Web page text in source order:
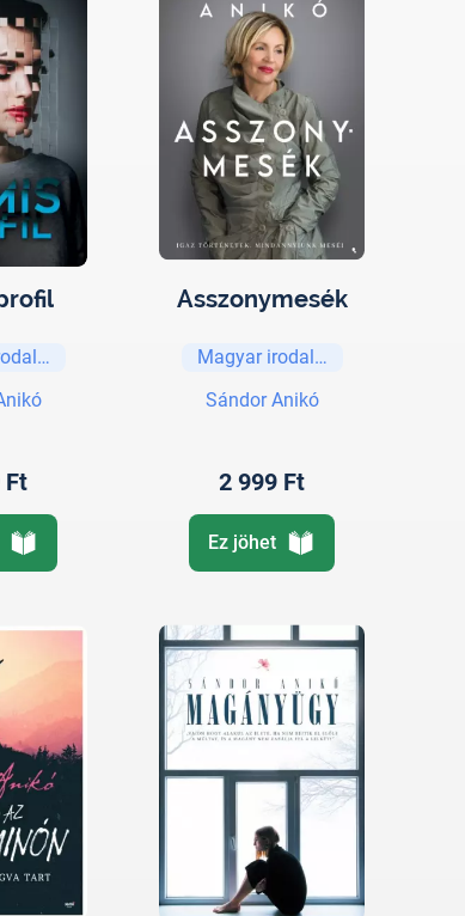
Ft
Asszonymesék
Magyar irodalom
Sándor Anikó
2 999 Ft
Ez jöhet